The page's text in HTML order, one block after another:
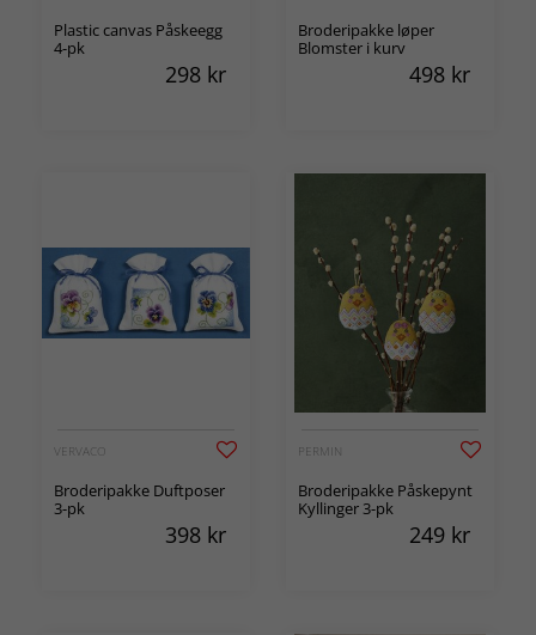
Plastic canvas Påskeegg
4-pk
298 kr
Broderipakke løper
Blomster i kurv
498 kr
VERVACO
Broderipakke Duftposer
3-pk
398 kr
PERMIN
Broderipakke Påskepynt
Kyllinger 3-pk
249 kr